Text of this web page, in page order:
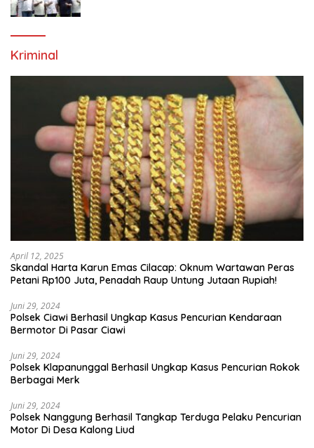
Kriminal
April 12, 2025
Skandal Harta Karun Emas Cilacap: Oknum Wartawan Peras
Petani Rp100 Juta, Penadah Raup Untung Jutaan Rupiah!
Juni 29, 2024
Polsek Ciawi Berhasil Ungkap Kasus Pencurian Kendaraan
Bermotor Di Pasar Ciawi
Juni 29, 2024
Polsek Klapanunggal Berhasil Ungkap Kasus Pencurian Rokok
Berbagai Merk
Juni 29, 2024
Polsek Nanggung Berhasil Tangkap Terduga Pelaku Pencurian
Motor Di Desa Kalong Liud